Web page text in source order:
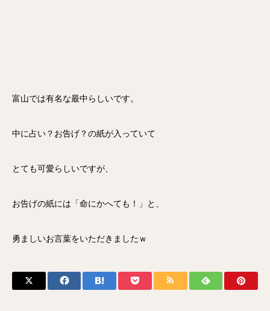
富山では有名な最中らしいです。
中に占い？お告げ？の紙が入っていて
とても可愛らしいですが、
お告げの紙には「命にかへても！」と、
勇ましいお言葉をいただきましたｗ